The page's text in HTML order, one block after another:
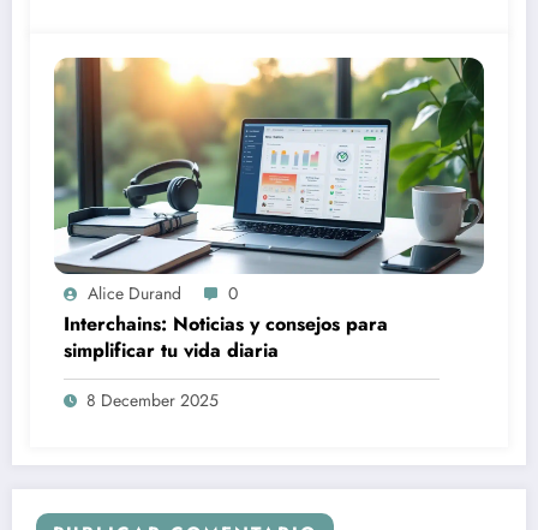
Alice Durand 0
Interchains: Noticias y consejos para
simplificar tu vida diaria
8 December 2025